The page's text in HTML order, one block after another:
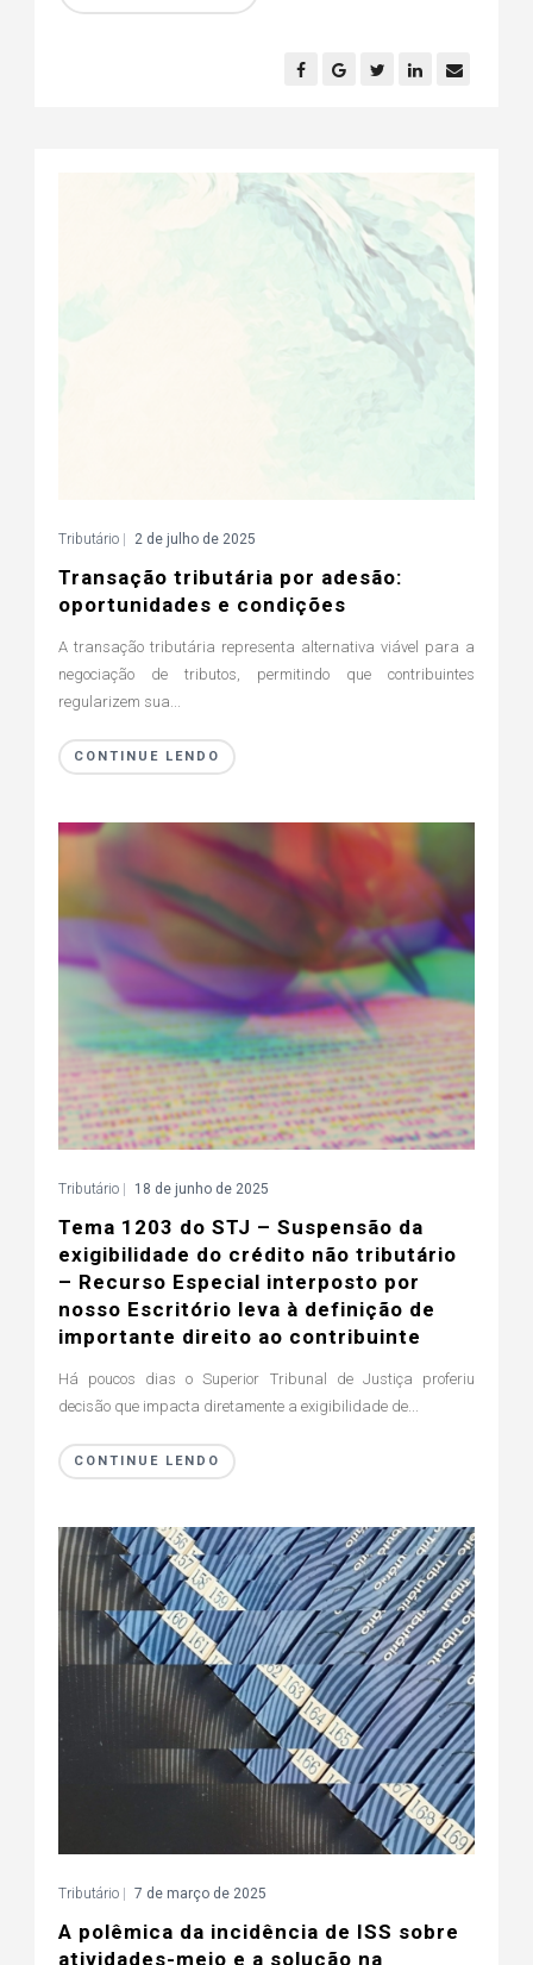
Tributário| 2 de julho de 2025
Transação tributária por adesão:
oportunidades e condições
A transação tributária representa alternativa viável para a
negociação de tributos, permitindo que contribuintes
regularizem sua...
CONTINUE LENDO
Tributário| 18 de junho de 2025
Tema 1203 do STJ – Suspensão da
exigibilidade do crédito não tributário
– Recurso Especial interposto por
nosso Escritório leva à definição de
importante direito ao contribuinte
Há poucos dias o Superior Tribunal de Justiça proferiu
decisão que impacta diretamente a exigibilidade de...
CONTINUE LENDO
Tributário| 7 de março de 2025
A polêmica da incidência de ISS sobre
atividades-meio e a solução na